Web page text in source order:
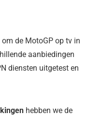
om de MotoGP op tv in
aanbiedingen
diensten uitgetest en
hebben we de